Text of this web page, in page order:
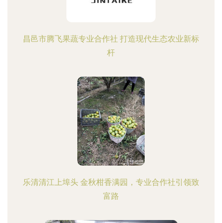
昌邑市腾飞果蔬专业合作社 打造现代生态农业新标
杆
乐清清江上埠头 金秋柑香满园，专业合作社引领致
富路